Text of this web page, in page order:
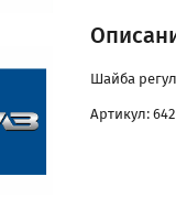
Шайба
Артикул: